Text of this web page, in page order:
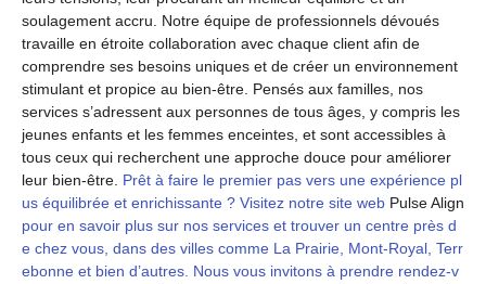
soulagement accru. Notre équipe de professionnels dévoués
travaille en étroite collaboration avec chaque client afin de
comprendre ses besoins uniques et de créer un environnement
stimulant et propice au bien-être. Pensés aux familles, nos
services s’adressent aux personnes de tous âges, y compris les
jeunes enfants et les femmes enceintes, et sont accessibles à
tous ceux qui recherchent une approche douce pour améliorer
leur bien-être. Prêt à faire le premier pas vers une expérience pl
us équilibrée et enrichissante ? Visitez notre site web Pulse Align
pour en savoir plus sur nos services et trouver un centre près d
e chez vous, dans des villes comme La Prairie, Mont-Royal, Terr
ebonne et bien d’autres. Nous vous invitons à prendre rendez-v